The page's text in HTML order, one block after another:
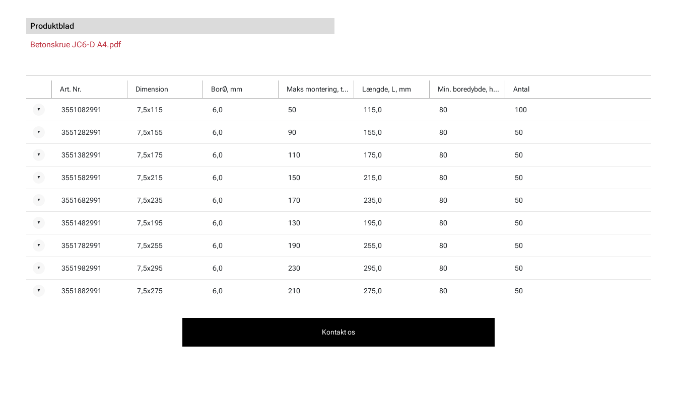
Produktblad
Betonskrue JC6-D A4.pdf
Art. Nr. Dimension BorØ, mm Maks montering, tfix, mm Længde, L, mm Min. boredybde, h1, mm Antal
▼ 3551082991 7,5x115 6,0 50 115,0 80 100
▼ 3551282991 7,5x155 6,0 90 155,0 80 50
▼ 3551382991 7,5x175 6,0 110 175,0 80 50
▼ 3551582991 7,5x215 6,0 150 215,0 80 50
▼ 3551682991 7,5x235 6,0 170 235,0 80 50
▼ 3551482991 7,5x195 6,0 130 195,0 80 50
▼ 3551782991 7,5x255 6,0 190 255,0 80 50
▼ 3551982991 7,5x295 6,0 230 295,0 80 50
▼ 3551882991 7,5x275 6,0 210 275,0 80 50
Kontakt os